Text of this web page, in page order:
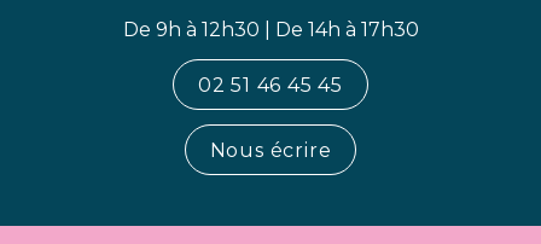
De 9h à 12h30 | De 14h à 17h30
02 51 46 45 45
Nous écrire